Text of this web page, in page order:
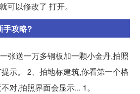
可以修改了 打开。
手攻略?
张送一万多铜板加一颗小金丹,拍照
示。 2、拍地标建筑,你看第一个格
对,拍照界面会显示... 1。